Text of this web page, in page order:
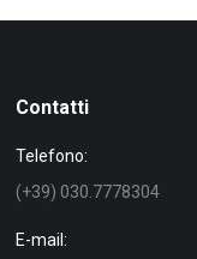
Contatti
Telefono:
(+39) 030.7778304
E-mail: